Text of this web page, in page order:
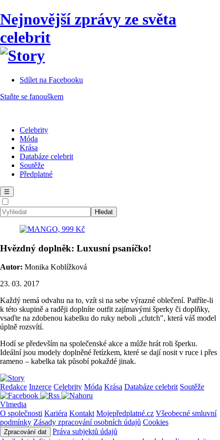
Nejnovější zprávy ze světa
celebrit
Sdílet na Facebooku
Staňte se fanouškem
Celebrity
Móda
Krása
Databáze celebrit
Soutěže
Předplatné
☰
Hvězdný doplněk: Luxusní psaníčko!
Autor: Monika Koblížková
23. 03. 2017
Každý nemá odvahu na to, vzít si na sebe výrazné oblečení. Patříte-li
k této skupině a raději doplníte outfit zajímavými šperky či doplňky,
vsaďte na zdobenou kabelku do ruky neboli „clutch", která váš model
úplně rozsvítí.
Hodí se především na společenské akce a může hrát roli šperku.
Ideální jsou modely doplněné řetízkem, které se dají nosit v ruce i přes
rameno – kabelka tak působí pokaždé jinak.
Redakce Inzerce Celebrity Móda Krása Databáze celebrit Soutěže
Vlmedia
O společnosti Kariéra Kontakt Mojepředplatné.cz Všeobecné smluvní
podmínky Zásady zpracování osobních údajů Cookies
Zpracování dat
Práva subjektů údajů